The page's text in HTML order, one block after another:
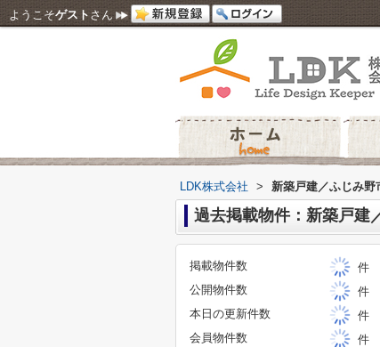
ようこそゲスト さん
LDK株式会社 > 新築戸建／ふじみ野
過去掲載物件：新築戸建
掲載物件数
件
公開物件数
件
本日の更新件数
件
会員物件数
件